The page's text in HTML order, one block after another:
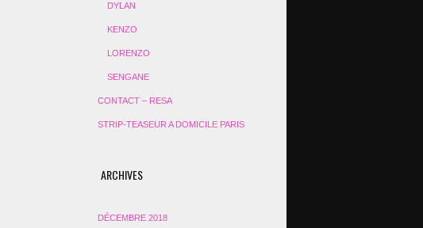
DYLAN
KENZO
LORENZO
SENGANE
CONTACT – RESA
STRIP-TEASEUR A DOMICILE PARIS
ARCHIVES
DÉCEMBRE 2018